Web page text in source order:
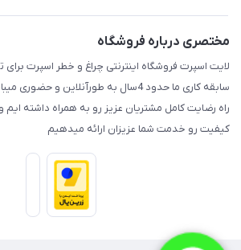
مختصری درباره فروشگاه
لایت اسپرت فروشگاه اینترنتی چراغ و خطر اسپرت برای
سابقه کاری ما حدود 4سال به طورآنلاین و
راه رضایت کامل مشتریان عزیز رو به همراه داشته ایم
کیفیت رو خدمت شما عزیزان ارائه میدهیم